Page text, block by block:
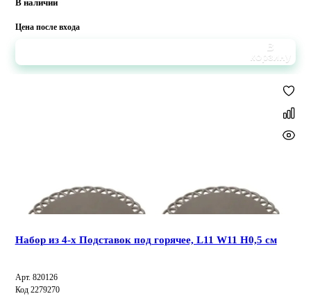
В наличии
Цена после входа
В
корзину
Набор из 4-х Подставок под горячее, L11 W11 H0,5 см
Арт. 820126
Код 2279270